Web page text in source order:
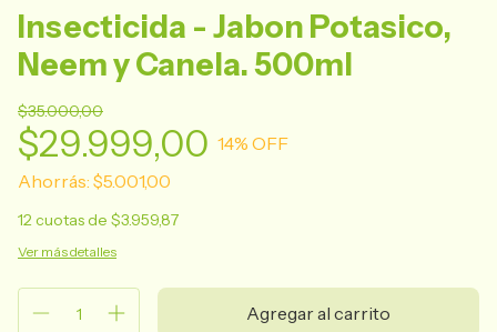
Insecticida - Jabon Potasico,
Neem y Canela. 500ml
$35.000,00
$29.999,00 14% OFF
Ahorrás: $5.001,00
12cuotas de $3.959,87
Ver más detalles